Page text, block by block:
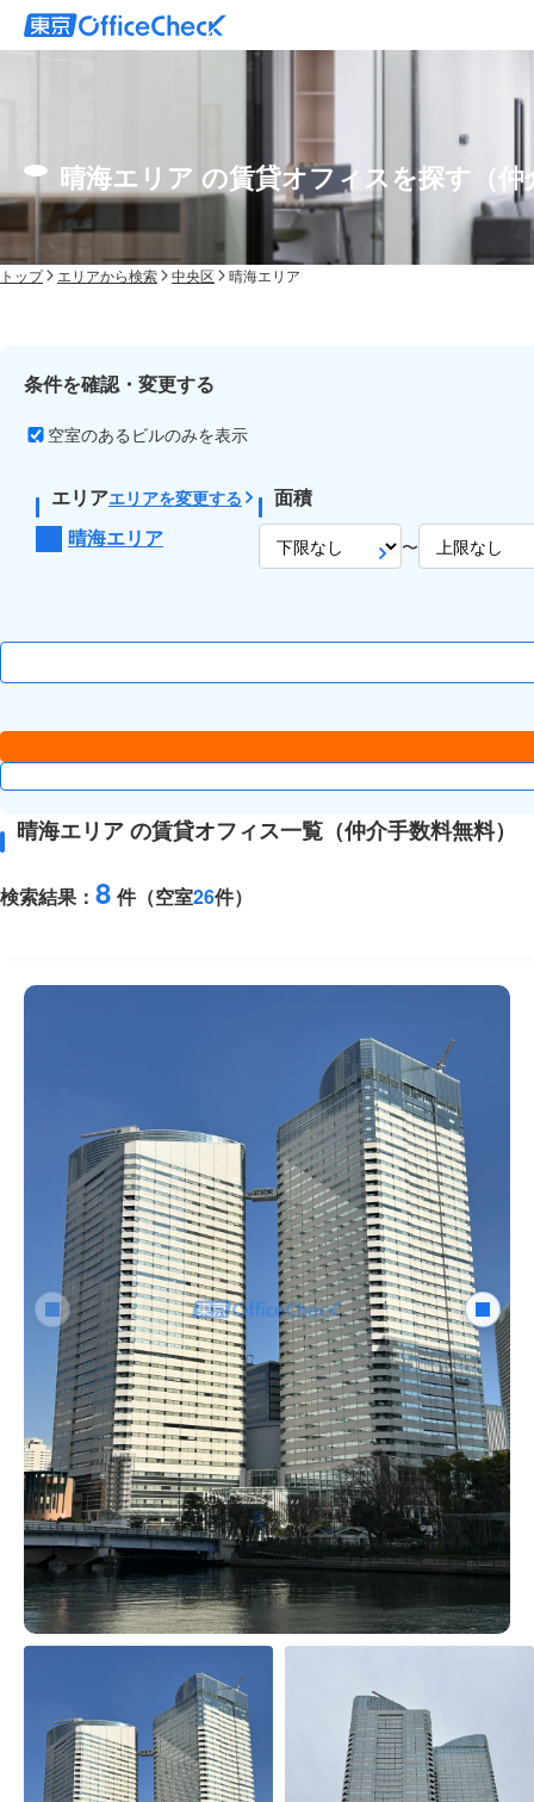
晴海エリア の賃貸オフィスを探す（仲
トップ エリアから検索 中央区 晴海エリア
条件を確認・変更する
空室のあるビルのみを表示
エリアエリアを変更する
晴海エリア
面積
〜
晴海エリア の賃貸オフィス一覧（仲介手数料無料）
検索結果： 8 件（空室26件）